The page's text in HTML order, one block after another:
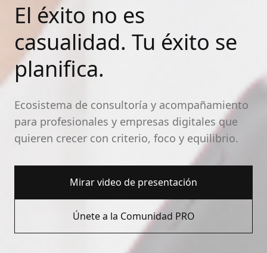
El éxito no es
casualidad. Tu éxito se
planifica.
Ecosistema de consultoría y acompañamiento
para profesionales y empresas digitales que
quieren crecer con criterio, foco y equilibrio.
Mirar video de presentación
Únete a la Comunidad PRO